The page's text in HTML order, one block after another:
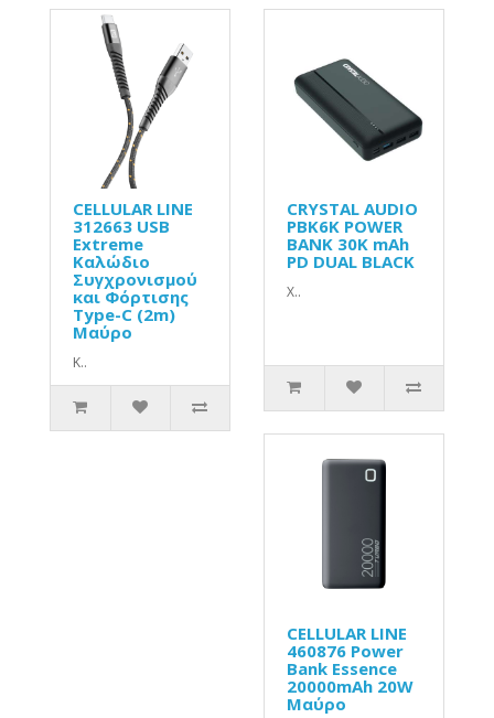
CELLULAR LINE
312663 USB
Extreme
Καλώδιο
Συγχρονισμού
και Φόρτισης
Type-C (2m)
Μαύρο
Κ..
CRYSTAL AUDIO
PBK6K POWER
BANK 30K mAh
PD DUAL BLACK
Χ..
CELLULAR LINE
460876 Power
Bank Essence
20000mAh 20W
Μαύρο